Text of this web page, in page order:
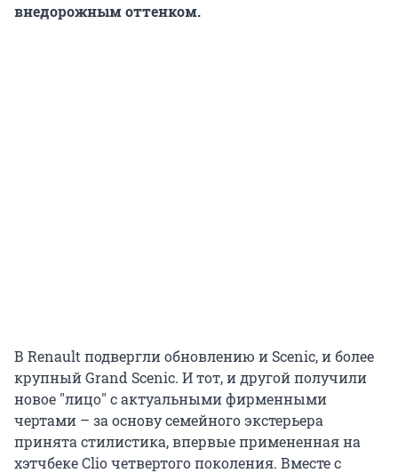
внедорожным оттенком.
В Renault подвергли обновлению и Scenic, и более
крупный Grand Scenic. И тот, и другой получили
новое "лицо" с актуальными фирменными
чертами – за основу семейного экстерьера
принята стилистика, впервые примененная на
хэтчбеке Clio четвертого поколения. Вместе с